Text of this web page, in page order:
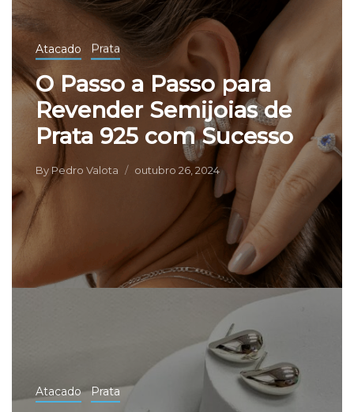
Atacado Prata
O Passo a Passo para
Revender Semijoias de
Prata 925 com Sucesso
By Pedro Valota outubro 26, 2024
Atacado Prata